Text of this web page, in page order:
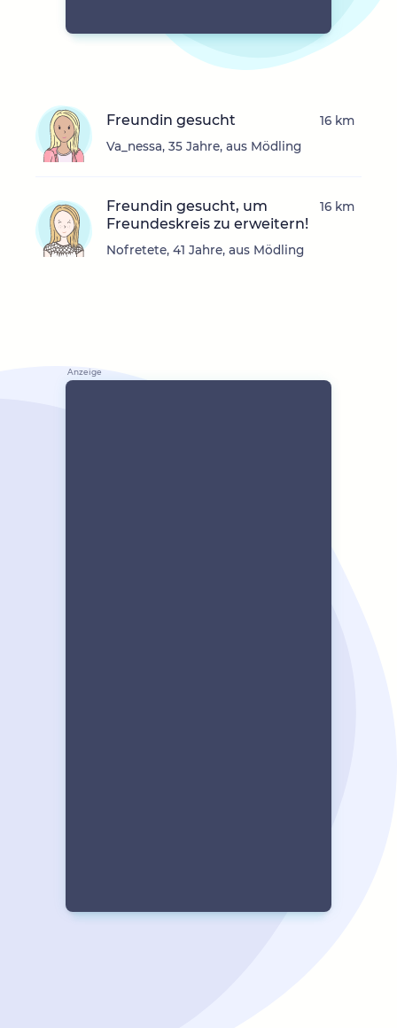
Freundin gesucht
Va_nessa, 35 Jahre, aus Mödling
16 km
Freundin gesucht, um
Freundeskreis zu erweitern!
Nofretete, 41 Jahre, aus Mödling
16 km